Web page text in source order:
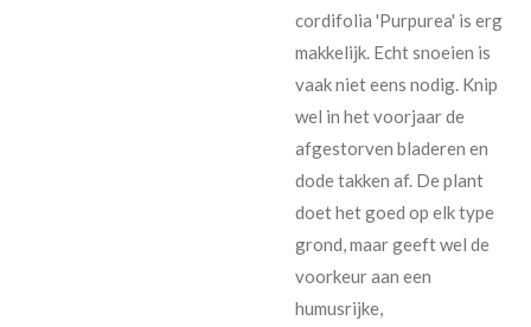
cordifolia 'Purpurea' is erg
makkelijk. Echt snoeien is
vaak niet eens nodig. Knip
wel in het voorjaar de
afgestorven bladeren en
dode takken af. De plant
doet het goed op elk type
grond, maar geeft wel de
voorkeur aan een
humusrijke,